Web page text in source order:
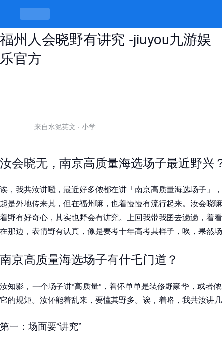
南京高质量海选场子，场子有高低，
福州人会晓野有讲究 -jiuyou九游娱
乐官方
来自水泥英文 · 小学
汝会晓无，南京高质量海选场子最近野兴
诶，我共汝讲囉，最近好多侬都在讲「南京高质量海选场子」
起是外地传来其，但在福州嘛，也着慢慢有流行起来。汝会晓
着野有好奇心，其实也野会有讲究。上回我带我囝去逿逿，着
在那边，表情野有认真，像是要考十年高考其样子，唉，果然
南京高质量海选场子有什乇门道？
汝知影，一个场子讲“高质量”，着伓单单是装修野豪华，或者
它的规矩。汝伓能着乱来，要懂其野多。诶，着咯，我共汝讲
第一：场面要“讲究”